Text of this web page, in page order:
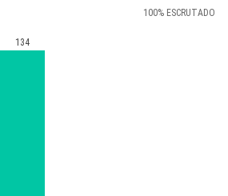
100% ESCRUTADO
134